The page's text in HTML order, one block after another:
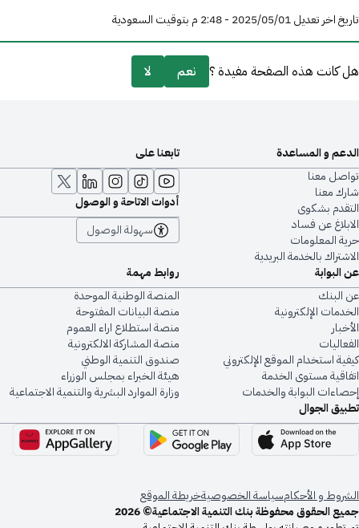
تاريخ اخر تعديل 01‏/05‏/2025 - 2:48 م بتوقيت السعودية
هل كانت هذه الصفحة مفيدة ؟ نعم لا
عن البوابة
عن البنك
الخدمات الإلكترونية
الأخبار
الفعاليات
كيفية استخدام الموقع الإلكتروني
اتفاقية مستوى الخدمة
إحصاءات البوابة والخدمات
روابط مهمة
المنصة الوطنية الموحدة
منصة البيانات المفتوحة
منصة استطلاع اراء العموم
منصة المشاركة الالكترونية
صندوق التنمية الوطني
هيئة الخبراء بمجلس الوزراء
وزارة الموارد البشرية والتنمية الاجتماعية
الدعم و المساعدة
تواصل معنا
شارك معنا
التقدم بشكوى
الابلاغ عن فساد
حرية المعلومات
الاشتراك بالخدمة البريدية
تابعنا على
أدوات الاتاحة و الوصول
سهولة الوصول
تطبيق الجوال
الشروط و الأحكامسياسة الخصوصيةخريطة الموقع
جميع الحقوق محفوظة بنك التنمية الاجتماعية© 2026